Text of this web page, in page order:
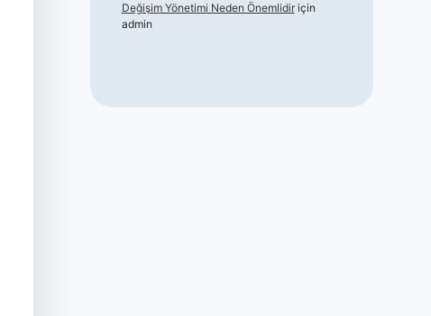
Değişim Yönetimi Neden Önemlidiriçin
admin